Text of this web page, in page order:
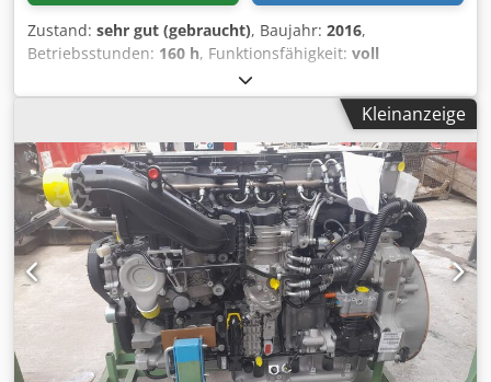
Zustand: sehr gut (gebraucht), Baujahr: 2016,
Betriebsstunden: 160 h, Funktionsfähigkeit: voll
, Nennscheinleistung:
einen Atlas-Copco DTAS 1100 E – 110 kVA Generator in
gutem Zustand an Baujahr: 2016 Betriebsstunden: 160
Stunden Kraftstoff: Diesel Chsdpfx Aaoyy Dkaoyea
Tankinhalt: 1000 Liter Angetrieben von einem MTU Motor.
Weitere Details auf Anfrage verfügbar, Generator ist sofort
verfügbar.
Kleinanzeige